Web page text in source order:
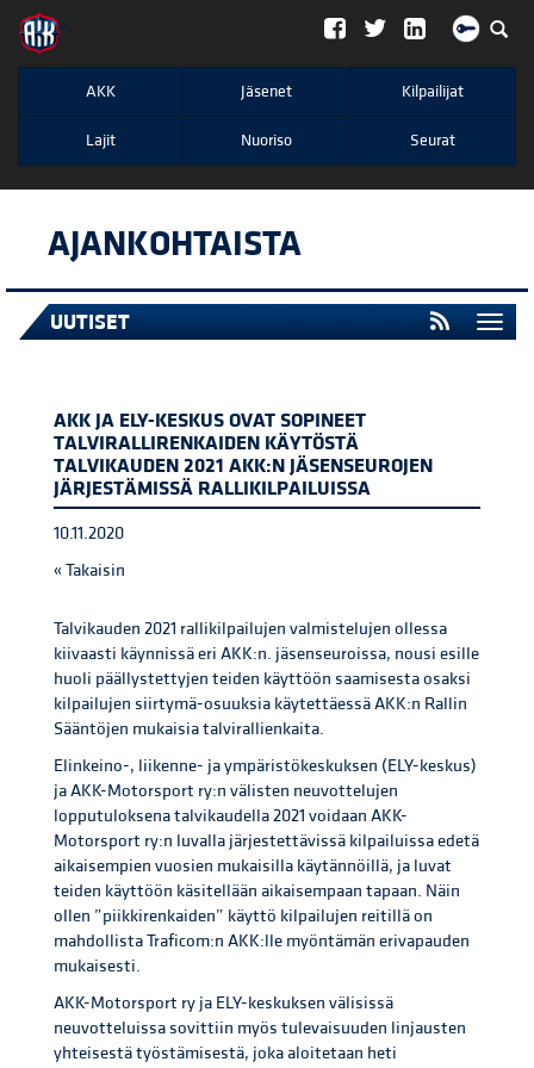
";
AKK Jäsenet Kilpailijat
Lajit Nuoriso Seurat
AJANKOHTAISTA
UUTISET
AKK JA ELY-KESKUS OVAT SOPINEET
TALVIRALLIRENKAIDEN KÄYTÖSTÄ
TALVIKAUDEN 2021 AKK:N JÄSENSEUROJEN
JÄRJESTÄMISSÄ RALLIKILPAILUISSA
10.11.2020
« Takaisin
Talvikauden 2021 rallikilpailujen valmistelujen ollessa
kiivaasti käynnissä eri AKK:n. jäsenseuroissa, nousi esille
huoli päällystettyjen teiden käyttöön saamisesta osaksi
kilpailujen siirtymä-osuuksia käytettäessä AKK:n Rallin
Sääntöjen mukaisia talvirallienkaita.
Elinkeino-, liikenne- ja ympäristökeskuksen (ELY-keskus)
ja AKK-Motorsport ry:n välisten neuvottelujen
lopputuloksena talvikaudella 2021 voidaan AKK-
Motorsport ry:n luvalla järjestettävissä kilpailuissa edetä
aikaisempien vuosien mukaisilla käytännöillä, ja luvat
teiden käyttöön käsitellään aikaisempaan tapaan. Näin
ollen ”piikkirenkaiden” käyttö kilpailujen reitillä on
mahdollista Traficom:n AKK:lle myöntämän erivapauden
mukaisesti.
AKK-Motorsport ry ja ELY-keskuksen välisissä
neuvotteluissa sovittiin myös tulevaisuuden linjausten
yhteisestä työstämisestä, joka aloitetaan heti